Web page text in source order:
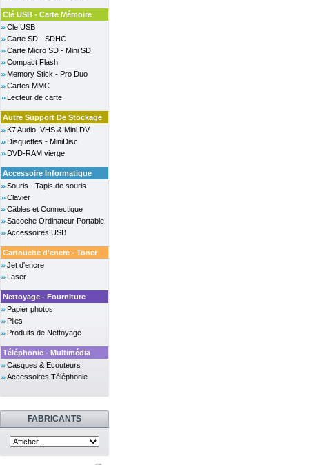
Clé USB - Carte Mémoire
Cle USB
Carte SD - SDHC
Carte Micro SD - Mini SD
Compact Flash
Memory Stick - Pro Duo
Cartes MMC
Lecteur de carte
Autre Support De Stockage
K7 Audio, VHS & Mini DV
Disquettes - MiniDisc
DVD-RAM vierge
Accessoire Informatique
Souris - Tapis de souris
Clavier
Câbles et Connectique
Sacoche Ordinateur Portable
Accessoires USB
Cartouche d'encre - Toner
Jet d'encre
Laser
Nettoyage - Fourniture
Papier photos
Piles
Produits de Nettoyage
Téléphonie - Multimédia
Casques & Ecouteurs
Accessoires Téléphonie
FABRICANTS